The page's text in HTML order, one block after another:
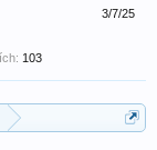
3/7/25
103
Số.